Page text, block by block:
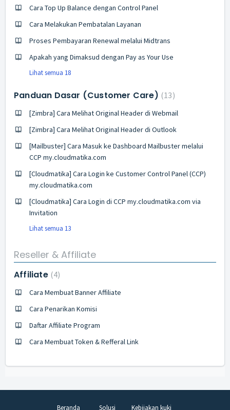
Cara Top Up Balance dengan Control Panel
Cara Melakukan Pembatalan Layanan
Proses Pembayaran Renewal melalui Midtrans
Apakah yang Dimaksud dengan Pay as Your Use
Lihat semua 18
Panduan Dasar (Customer Care) 13
[Zimbra] Cara Melihat Original Header di Webmail
[Zimbra] Cara Melihat Original Header di Outlook
[Mailbuster] Cara Masuk ke Dashboard Mailbuster melalui
CCP my.cloudmatika.com
[Cloudmatika] Cara Login ke Customer Control Panel (CCP)
my.cloudmatika.com
[Cloudmatika] Cara Login di CCP my.cloudmatika.com via
Invitation
Lihat semua 13
Reseller & Affiliate
Affiliate 4
Cara Membuat Banner Affiliate
Cara Penarikan Komisi
Daftar Affiliate Program
Cara Membuat Token & Refferal Link
Beranda Solusi Kebijakan kuki